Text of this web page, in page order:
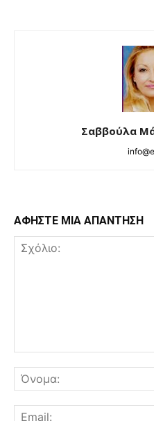
Σαββούλα
ΑΦΗΣΤΕ ΜΙΑ ΑΠΑΝΤΗΣΗ